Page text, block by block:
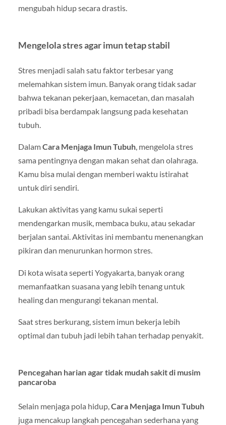
mengubah hidup secara drastis.
Mengelola stres agar imun tetap stabil
Stres menjadi salah satu faktor terbesar yang
melemahkan sistem imun. Banyak orang tidak sadar
bahwa tekanan pekerjaan, kemacetan, dan masalah
pribadi bisa berdampak langsung pada kesehatan
tubuh.
DalamCara Menjaga Imun Tubuh, mengelola stres
sama pentingnya dengan makan sehat dan olahraga.
Kamu bisa mulai dengan memberi waktu istirahat
untuk diri sendiri.
Lakukan aktivitas yang kamu sukai seperti
mendengarkan musik, membaca buku, atau sekadar
berjalan santai. Aktivitas ini membantu menenangkan
pikiran dan menurunkan hormon stres.
Di kota wisata seperti Yogyakarta , banyak orang
memanfaatkan suasana yang lebih tenang untuk
healing dan mengurangi tekanan mental.
Saat stres berkurang, sistem imun bekerja lebih
optimal dan tubuh jadi lebih tahan terhadap penyakit.
Pencegahan harian agar tidak mudah sakit di musim
pancaroba
Selain menjaga pola hidup, Cara Menjaga Imun Tubuh
juga mencakup langkah pencegahan sederhana yang